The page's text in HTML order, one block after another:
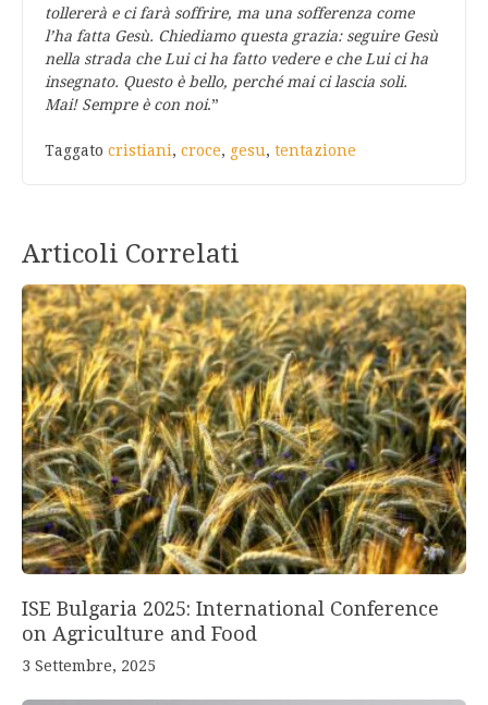
tollererà e ci farà soffrire, ma una sofferenza come
l’ha fatta Gesù. Chiediamo questa grazia: seguire Gesù
nella strada che Lui ci ha fatto vedere e che Lui ci ha
insegnato. Questo è bello, perché mai ci lascia soli.
Mai! Sempre è con noi.”
Taggato cristiani, croce, gesu, tentazione
Articoli Correlati
ISE Bulgaria 2025: International Conference
on Agriculture and Food
3 Settembre, 2025